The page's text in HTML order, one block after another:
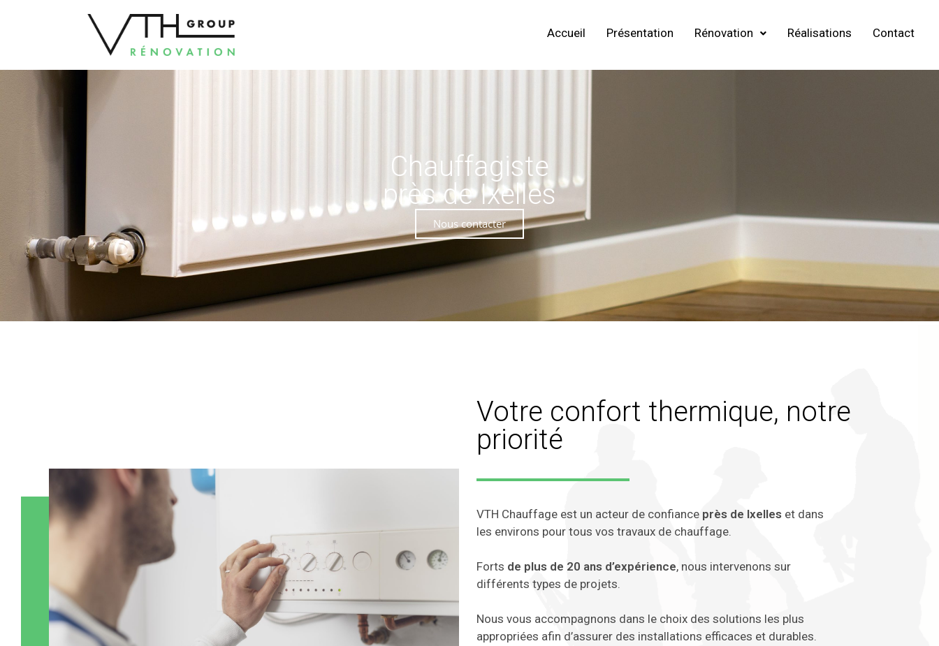
Accueil Présentation Rénovation Réalisations Contact
Chauffagiste
près de Ixelles
Nous contacter
Votre confort thermique, notre
priorité
VTH Chauffage est un acteur de confiance près de Ixelles et dans
les environs pour tous vos travaux de chauffage.
Forts de plus de 20 ans d’expérience, nous intervenons sur
différents types de projets.
Nous vous accompagnons dans le choix des solutions les plus
appropriées afin d’assurer des installations efficaces et durables.